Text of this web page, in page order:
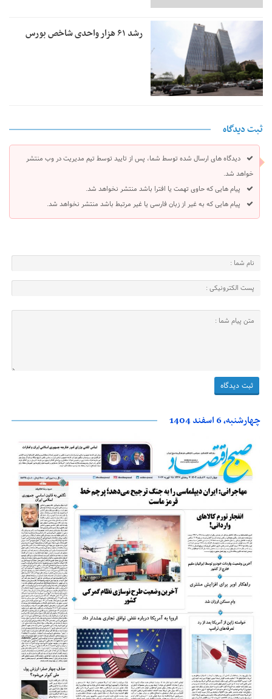
رشد ۶۱ هزار واحدی شاخص بورس
ثبت دیدگاه
دیدگاه های ارسال شده توسط شما، پس از تایید توسط تیم مدیریت در وب منتشر
خواهد شد.
پیام هایی که حاوی تهمت یا افترا باشد منتشر نخواهد شد.
پیام هایی که به غیر از زبان فارسی یا غیر مرتبط باشد منتشر نخواهد شد.
چهارشنبه، 6 اسفند 1404